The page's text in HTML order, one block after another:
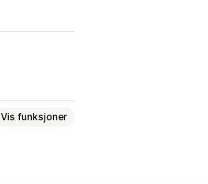
Vis funksjoner